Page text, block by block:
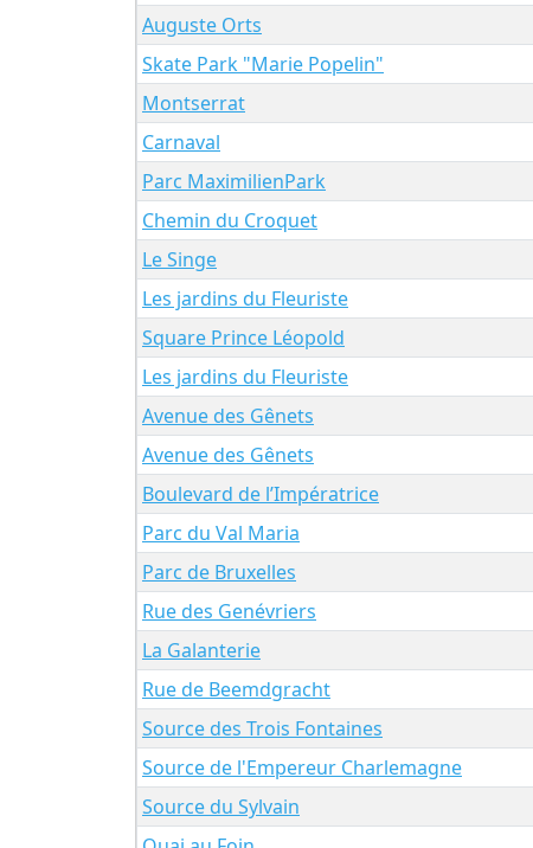
Auguste Orts
Skate Park "Marie Popelin"
Montserrat
Carnaval
Parc MaximilienPark
Chemin du Croquet
Le Singe
Les jardins du Fleuriste
Square Prince Léopold
Les jardins du Fleuriste
Avenue des Gênets
Avenue des Gênets
Boulevard de l’Impératrice
Parc du Val Maria
Parc de Bruxelles
Rue des Genévriers
La Galanterie
Rue de Beemdgracht
Source des Trois Fontaines
Source de l'Empereur Charlemagne
Source du Sylvain